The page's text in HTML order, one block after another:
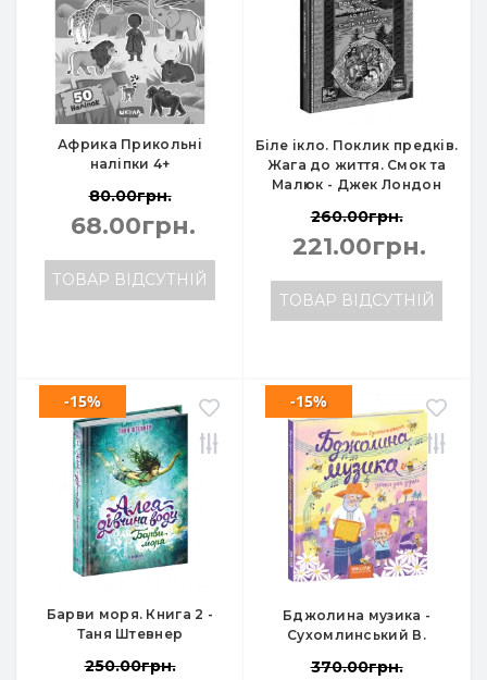
Африка Прикольні
наліпки 4+
80.00грн.
68.00грн.
ТОВАР ВІДСУТНІЙ
Біле ікло. Поклик предків.
Жага до життя. Смок та
Малюк - Джек Лондон
260.00грн.
221.00грн.
ТОВАР ВІДСУТНІЙ
Барви моря. Книга 2 -
Таня Штевнер
-15%
250.00грн.
Бджолина музика -
Сухомлинський В.
-15%
370.00грн.